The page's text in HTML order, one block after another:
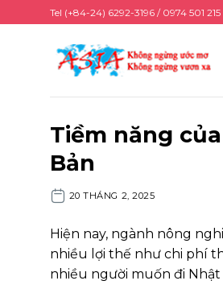
Chuyển
đến
Tel (+84-24) 6292-3196 / 0974 501 215
Tiềm năng
Bản
20 THÁNG 2, 2025
Hiện nay, ngành nông
nhiều lợi thế như chi phí
nhiều người muốn đi Nhật